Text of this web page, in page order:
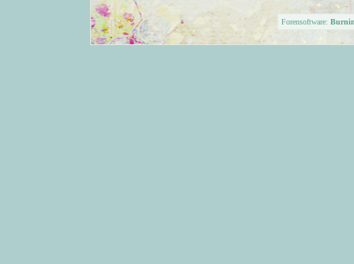
Forensoftware: